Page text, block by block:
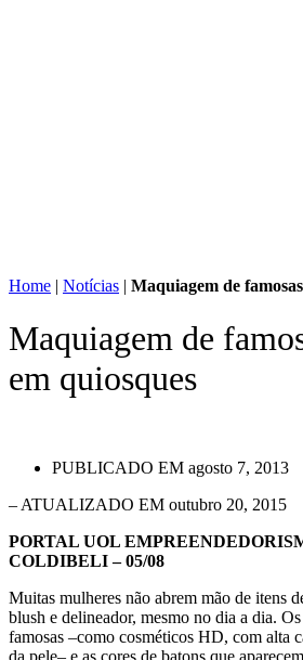
Home | Notícias | Maquiagem de
Maquiagem de
em quiosques
PUBLICADO EM agosto 7, 2013
– ATUALIZADO EM outubro 20, 2015
PORTAL UOL
COLDIBELI – 05/08
Muitas mulheres não abrem mão de itens
blush e delineador, mesmo no dia a dia.
famosas –como cosméticos HD, com alta